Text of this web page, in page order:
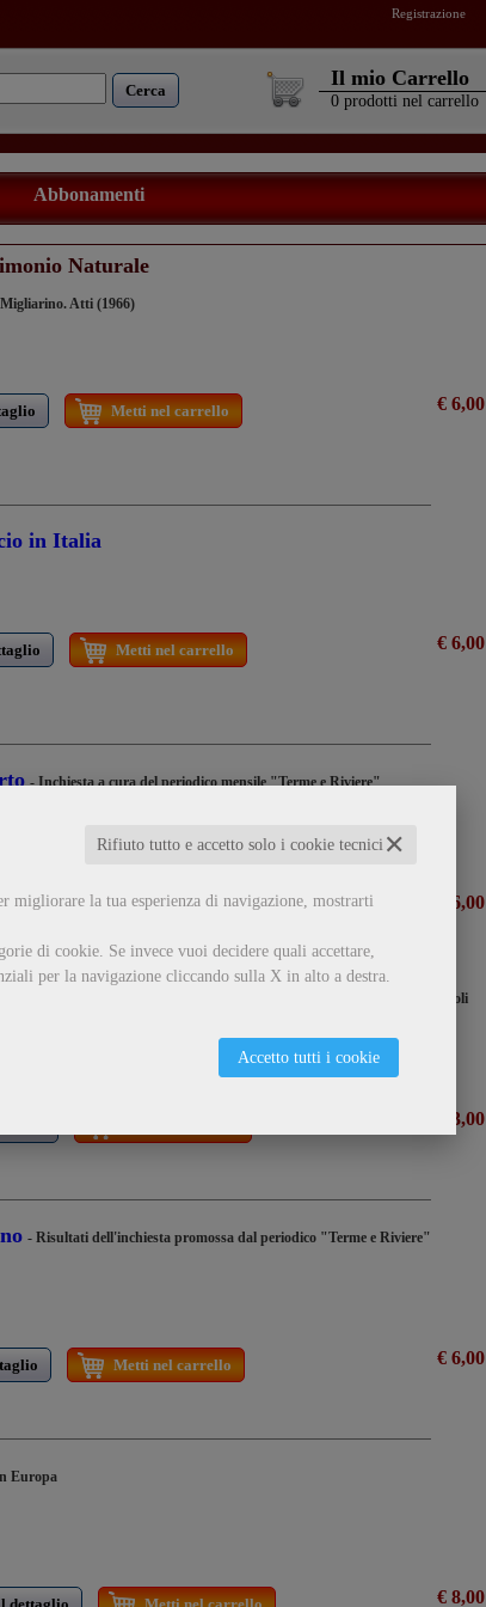
✕
Rifiuto tutto e accetto solo i cookie tecnici
migliorare la tua esperienza di navigazione, mostrarti
di cookie. Se invece vuoi decidere quali accettare,
per la navigazione cliccando sulla X in alto a destra.
Accetto tutti i cookie
Registrazione
Cerca
Il mio Carrello
0 prodotti nel carrello
Abbonamenti
Naturale
Atti (1966)
€ 6,00
Metti nel carrello
in Italia
€ 6,00
Metti nel carrello
- Inchiesta a cura del periodico mensile "Terme e Riviere"
€ 6,00
Metti nel carrello
- Guida alla natura del parco Migliarino-S.Rossore - Massaciuccoli
€ 13,00
- Risultati dell'inchiesta promossa dal periodico "Terme e Riviere"
€ 6,00
Metti nel carrello
Europa
€ 8,00